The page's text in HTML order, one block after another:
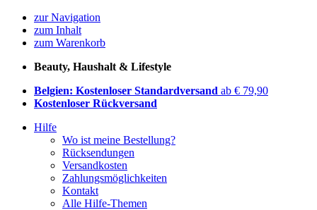
zur Navigation
zum Inhalt
zum Warenkorb
Beauty, Haushalt & Lifestyle
Belgien: Kostenloser Standardversand ab € 79,90
Kostenloser Rückversand
Hilfe
Wo ist meine Bestellung?
Rücksendungen
Versandkosten
Zahlungsmöglichkeiten
Kontakt
Alle Hilfe-Themen